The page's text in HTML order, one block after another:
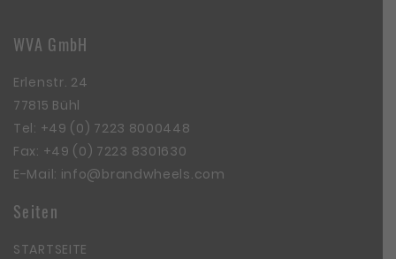
WVA GmbH
Erlenstr. 24
77815 Bühl
Tel: +49 (0) 7223 8000448
Fax: +49 (0) 7223 8301630
E-Mail: info@brandwheels.com
Seiten
STARTSEITE